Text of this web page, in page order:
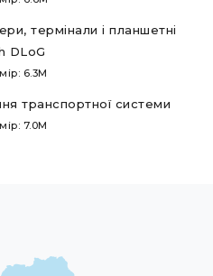
термінали і планшетні
DLoG
6.3M
транспортної системи
7.0M